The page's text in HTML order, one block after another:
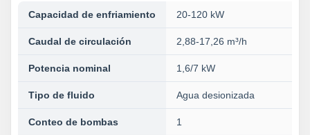
Capacidad de enfriamiento 20-120 kW
Caudal de circulación 2,88-17,26 m³/h
Potencia nominal 1,6/7 kW
Tipo de fluido Agua desionizada
Conteo de bombas 1